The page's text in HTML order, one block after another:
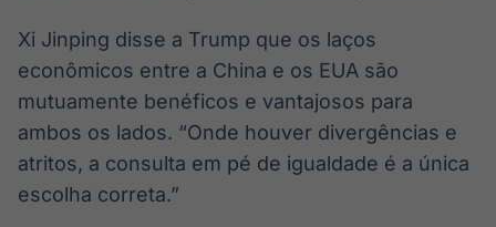
Xi Jinping disse a Trump que os laços
econômicos entre a China e os EUA são
mutuamente benéficos e vantajosos para
ambos os lados. “Onde houver divergências e
atritos, a consulta em pé de igualdade é a única
escolha correta.”